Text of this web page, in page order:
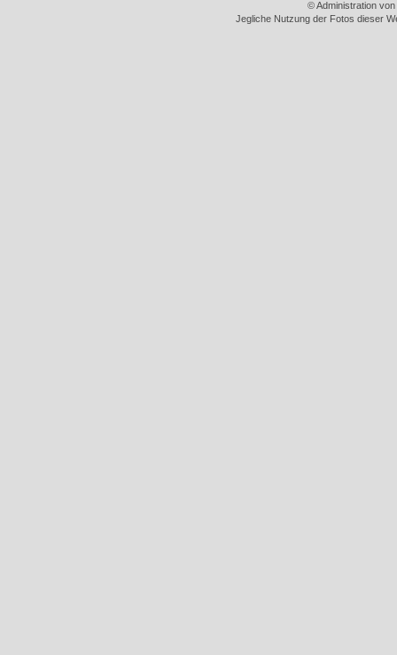
© Administration
Jegliche Nutzung der Fotos dieser